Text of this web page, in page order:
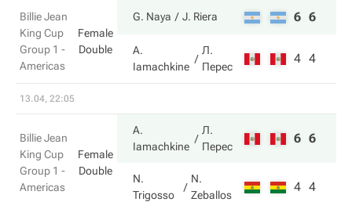
Billie Jean
King Cup
Group 1 -
Americas
Female
Double
G. Naya J. Riera 6 6
A.
Iamachkine
Л.
Перес
4 4
13.04, 22:05
Billie Jean
King Cup
Group 1 -
Americas
Female
Double
A.
Iamachkine
Л.
Перес
6 6
N.
Trigosso
N.
Zeballos
4 4